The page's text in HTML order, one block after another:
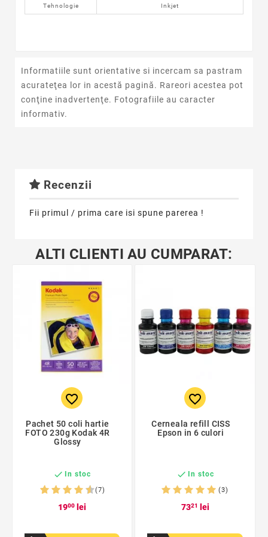
Tehnologie Inkjet
Informatiile sunt orientative si incercam sa pastram
acurateţea lor in acestă pagină. Rareori acestea pot
conţine inadvertenţe. Fotografiile au caracter
informativ.
Recenzii
Fii primul / prima care isi spune parerea !
ALTI CLIENTI AU CUMPARAT:
favorite_border
Pachet 50 coli hartie
FOTO 230g Kodak 4R
Glossy
 In stoc
(7)
1900lei
favorite_border
Cerneala refill CISS
Epson in 6 culori
 In stoc
(3)
7321 lei